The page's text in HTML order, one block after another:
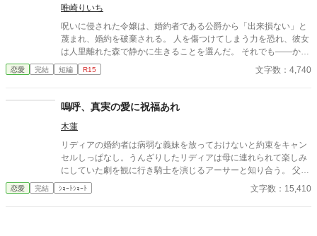
あった。 そして、この妾妃の娘マリアーナははたしてどのような
娘なのか… １７話完結予定です。 完結まで書き終わっておりま
す。 よろしくお願いいたします。
唯崎りいち
呪いに侵された令嬢は、婚約者である公爵から「出来損ない」と
蔑まれ、婚約を破棄される。 人を傷つけてしまう力を恐れ、彼女
は人里離れた森で静かに生きることを選んだ。 それでも――かつ
て愛した人が死にかけていると知った時、彼女は自らの命を削
り、その命を救う。 想いを告げることもなく、すべてを置いて去
が―― そこにいたのは、別の男に手を取られ、幸せそうに微笑む
と、すべてを失った男の後悔の物語。
恋愛 完結 短編 R15 文字数：4,740
嗚呼、真実の愛に祝福あれ
木蓮
リディアの婚約者は病弱な義妹を放っておけないと約束をキャン
セルしっぱなし。うんざりしたリディアは母に連れられて楽しみ
にしていた劇を観に行き騎士を演じるアーサーと知り合う。 父か
ら条件付きで婚約者との婚約解消の許可をもらったリディアはせ
っせと劇を観にいってアーサーと仲良くなる。 しかし、婚約者が
恋愛 完結 ｼｮｰﾄｼｮｰﾄ 文字数：15,410